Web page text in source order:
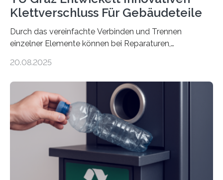
Klettverschluss Für Gebäudeteile
Durch das vereinfachte Verbinden und Trennen
einzelner Elemente können bei Reparaturen,
Material und Bauschutt eingespart werden. Ein
Projekt ReCon gemeinsam mit Unternehmenspartnern
ein Klett-Verbindungssystem für Gebäude entwickelt:
Damit lassen sich unterschiedliche Gebäudeteile
resilient verbinden und bei Bedarf einfach voneinander
trennen. Der Fokus lag auf der Verbindung von
Bauteilen mit unterschiedlicher Lebensdauer, bei denen
irreversible Verbindungen den Austausch üblicherweise
erschweren. Hierzu untersuchten die Forschenden zwei
20.08.2025